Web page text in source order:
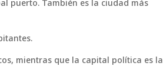
puerto. También es la ciudad más
mientras que la capital política es la